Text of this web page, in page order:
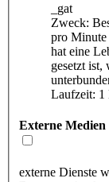
_gat
Zweck:
pro Minute
hat eine
gesetzt ist,
Laufzeit: 1
Externe Medien
externe Dienste